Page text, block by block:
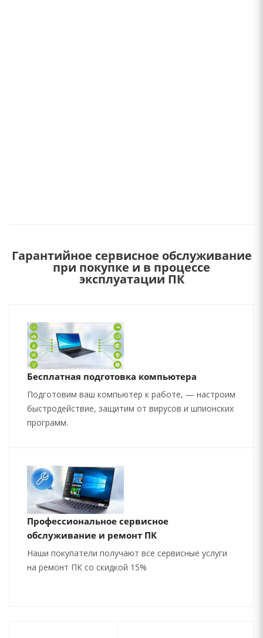
Гарантийное сервисное обслуживание
при покупке и в процессе
эксплуатации ПК
Бесплатная подготовка компьютера
Подготовим ваш компьютер к работе, — настроим
быстродействие, защитим от вирусов и шпионских
программ.
Профессиональное сервисное
обслуживание и ремонт ПК
Наши покупатели получают все сервисные услуги
на ремонт ПК со скидкой 15%